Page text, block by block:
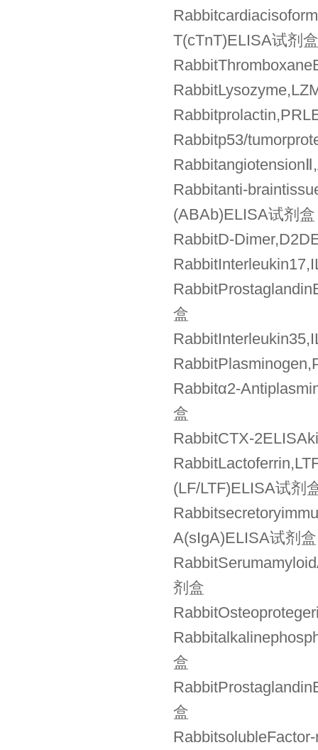
T(cTnT)ELISA试剂盒
Rabbitp53/
Rabbitanti-
(ABAb)ELISA试剂盒
RabbitD-
盒
Rabbitα2-
盒
RabbitCTX-
(LF/LTF)ELISA试剂
A(sIgA)ELISA试剂盒
剂盒
盒
盒